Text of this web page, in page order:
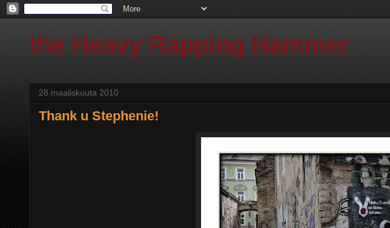
the Heavy Rapping Hammer
28 maaliskuuta 2010
Thank u Stephenie!